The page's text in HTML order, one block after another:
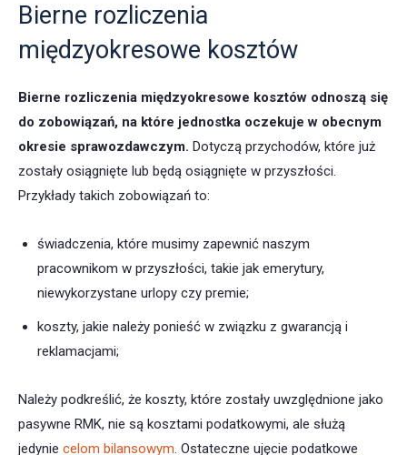
Bierne rozliczenia
międzyokresowe kosztów
Bierne rozliczenia międzyokresowe kosztów odnoszą się
do zobowiązań, na które jednostka oczekuje w obecnym
okresie sprawozdawczym. Dotyczą przychodów, które już
zostały osiągnięte lub będą osiągnięte w przyszłości.
Przykłady takich zobowiązań to:
świadczenia, które musimy zapewnić naszym
pracownikom w przyszłości, takie jak emerytury,
niewykorzystane urlopy czy premie;
koszty, jakie należy ponieść w związku z gwarancją i
reklamacjami;
Należy podkreślić, że koszty, które zostały uwzględnione jako
pasywne RMK, nie są kosztami podatkowymi, ale służą
jedynie celom bilansowym. Ostateczne ujęcie podatkowe